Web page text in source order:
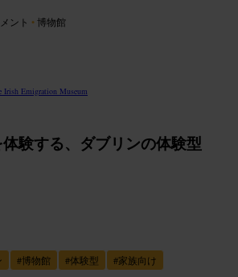
ント •博物館
Irish Emigration Museum
験する、ダブリンの体験型
#博物館 #体験型 #家族向け